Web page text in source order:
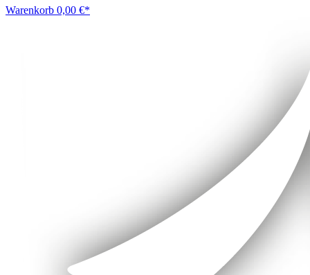
Warenkorb 0,00 €*